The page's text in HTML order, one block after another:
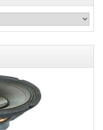
Et Studio
Filaires
800MHZ
Surface